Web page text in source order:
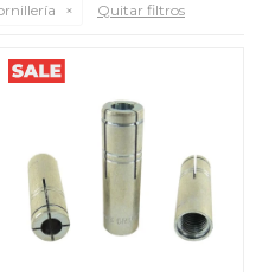
Quitar filtros